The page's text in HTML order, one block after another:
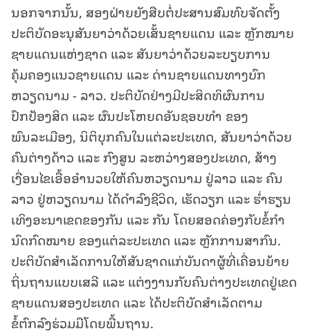
ນອກຈາກນັ້ນ, ສອງຝ່າຍຍັງສືບຕໍ່ປະສານສົມທົບຈັດຕັ້ງ
ປະຕິບັດອະນຸສັນຍາວ່າດ້ວຍເສັ້ນຊາຍແດນ ແລະ ຫຼັກໝາຍ
ຊາຍແດນແຫ່ງຊາດ ແລະ ສັນຍາວ່າດ້ວຍລະບຽບການ
ຄຸ້ມຄອງແນວຊາຍແດນ ແລະ ດ່ານຊາຍແດນທາງບົກ
ຫວຽດນາມ - ລາວ. ປະຕິບັດຢ່າງມີປະສິດທິຜົນການ
ປົກປ້ອງສິດ ແລະ ຜົນປະໂຫຍດອັນຊອບທໍາ ຂອງ
ພົນລະເມືອງ, ນິຕິບຸກຄົນໃນແຕ່ລະປະເທດ, ສັນຍາວ່າດ້ວຍ
ຄົນຕ່າງດ້າວ ແລະ ກົງສູນ ລະຫວ່າງສອງປະເທດ, ສ້າງ
ເງື່ອນໄຂເອື້ອອໍານວຍໃຫ້ຄົນຫວຽດນາມ ຢູ່ລາວ ແລະ ຄົນ
ລາວ ຢູ່ຫວຽດນາມ ໄດ້ດໍາລົງຊີວິດ, ເຮັດວຽກ ແລະ ຮໍ່າຮຽນ
ເທິງອະນາເຂດຂອງກັນ ແລະ ກັນ ໂດຍສອດຄ່ອງກັບຂໍ້ກໍາ
ນົດກົດໝາຍ ຂອງແຕ່ລະປະເທດ ແລະ ຫຼັກການສາກົນ.
ປະຕິບັດສໍາເລັດການໃຫ້ສັນຊາດແກ່ບັນດາຜູ້ທີ່ເຄື່ອນຍ້າຍ
ຖິ່ນຖານແບບເສລີ ແລະ ແຕ່ງງານກັບຄົນຕ່າງປະເທດຢູ່ເຂດ
ຊາຍແດນສອງປະເທດ ແລະ ໄດ້ປະຕິບັດສໍາເລັດຕາມ
ຂໍ້ຕົກລົງຮ່ວມມືໂດຍພື້ນຖານ.